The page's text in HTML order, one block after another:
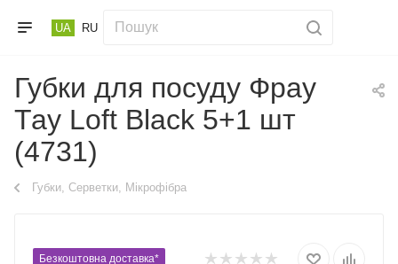
UA RU
Губки для посуду Фрау
Тау Loft Black 5+1 шт
(4731)
Губки, Серветки, Мікрофібра
Безкоштовна доставка*